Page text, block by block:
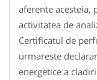
aferente acesteia,
activitatea de
Certificatul de
urmareste
energetice a